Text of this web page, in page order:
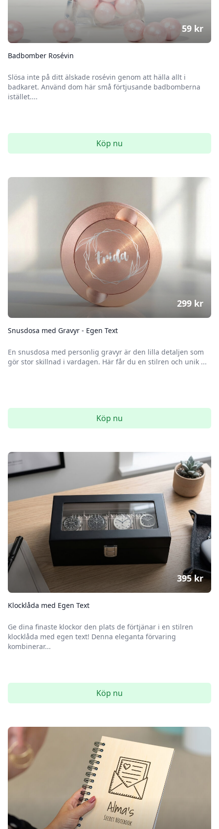
Badbomber Rosévin
Slösa inte på ditt älskade rosévin genom att hälla allt i
badkaret. Använd dom här små förtjusande badbomberna
istället....
59 kr
Köp nu
Snusdosa med Gravyr - Egen Text
En snusdosa med personlig gravyr är den lilla detaljen som
gör stor skillnad i vardagen. Här får du en stilren och unik ...
299 kr
Köp nu
Klocklåda med Egen Text
Ge dina finaste klockor den plats de förtjänar i en stilren
klocklåda med egen text! Denna eleganta förvaring
kombinerar...
395kr
Köp nu